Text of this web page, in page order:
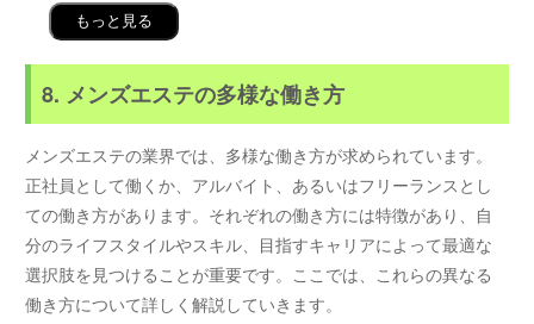
もっと見る
8. メンズエステの多様な働き方
メンズエステの業界では、多様な働き方が求められています。
正社員として働くか、アルバイト、あるいはフリーランスとし
ての働き方があります。それぞれの働き方には特徴があり、自
分のライフスタイルやスキル、目指すキャリアによって最適な
選択肢を見つけることが重要です。ここでは、これらの異なる
働き方について詳しく解説していきます。